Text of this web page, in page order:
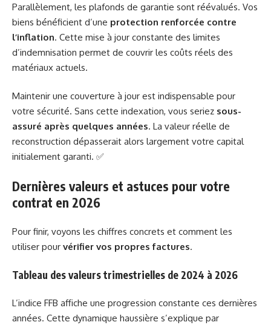
Parallèlement, les plafonds de garantie sont réévalués. Vos
biens bénéficient d’une protection renforcée contre
l’inflation. Cette mise à jour constante des limites
d’indemnisation permet de couvrir les coûts réels des
matériaux actuels.
Maintenir une couverture à jour est indispensable pour
votre sécurité. Sans cette indexation, vous seriez sous-
assuré après quelques années. La valeur réelle de
reconstruction dépasserait alors largement votre capital
initialement garanti. ✅
Dernières valeurs et astuces pour votre
contrat en 2026
Pour finir, voyons les chiffres concrets et comment les
utiliser pour vérifier vos propres factures.
Tableau des valeurs trimestrielles de 2024 à 2026
L’indice FFB affiche une progression constante ces dernières
années. Cette dynamique haussière s’explique par